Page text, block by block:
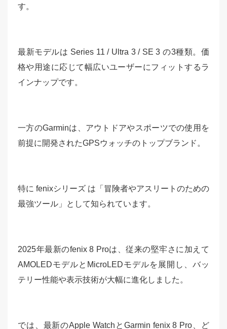
す。
最新モデルは Series 11 / Ultra 3 / SE 3 の3種類。価
格や用途に応じて幅広いユーザーにフィットするラ
インナップです。
一方のGarminは、アウトドアやスポーツでの使用を
前提に開発されたGPSウォッチのトップブランド。
特に fenixシリーズ は「冒険者やアスリートのための
最強ツール」として知られています。
2025年最新のfenix 8 Proは、従来の堅牢さに加えて
AMOLEDモデルとMicroLEDモデルを展開し、バッ
テリー性能や表示技術が大幅に進化しました。
では、最新のApple WatchとGarmin fenix 8 Pro、ど